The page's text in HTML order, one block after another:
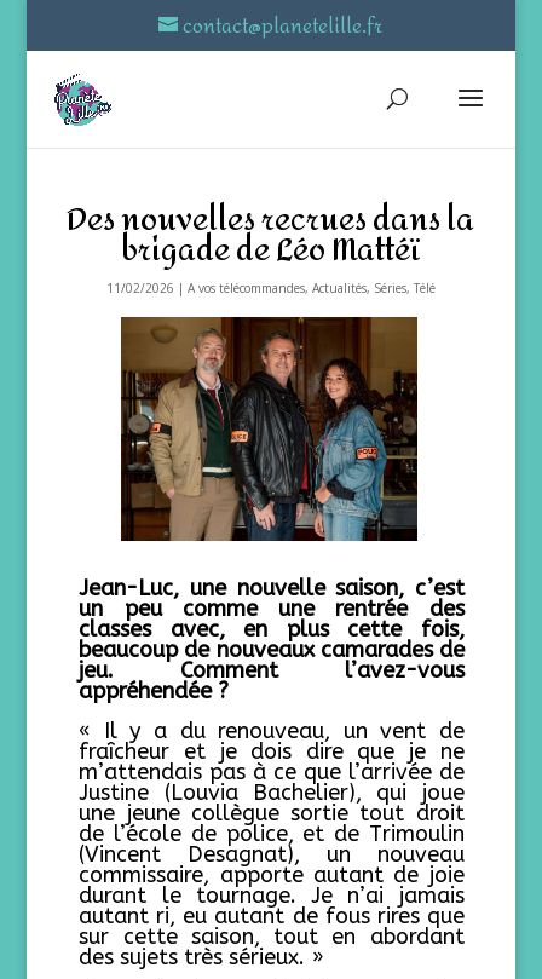
contact@planetelille.fr
Des nouvelles recrues dans la
brigade de Léo Mattéï
11/02/2026 | A vos télécommandes, Actualités, Séries, Télé
Jean-Luc, une nouvelle saison, c’est
un peu comme une rentrée des
classes avec, en plus cette fois,
beaucoup de nouveaux camarades de
jeu. Comment l’avez-vous
appréhendée ?
« Il y a du renouveau, un vent de
fraîcheur et je dois dire que je ne
m’attendais pas à ce que l’arrivée de
Justine (Louvia Bachelier), qui joue
une jeune collègue sortie tout droit
de l’école de police, et de Trimoulin
(Vincent Desagnat), un nouveau
commissaire, apporte autant de joie
durant le tournage. Je n’ai jamais
autant ri, eu autant de fous rires que
sur cette saison, tout en abordant
des sujets très sérieux. »